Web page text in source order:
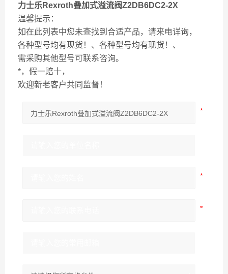
力士乐Rexroth叠加式溢流阀Z2DB6DC2-2X
温馨提示：
如在此列表中您未查找到合适产品，请来电详询，
各种型号均有现货！、各种型号均有现货！、
需采购其他型号可联系咨询。
*，假一赔十，
欢迎新老客户共同监督！